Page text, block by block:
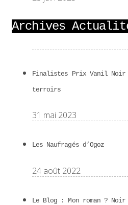
Archives
Finalistes Prix Vanil Noir
terroirs
31 mai 2023
Les Naufragés d’Ogoz
24 août 2022
Le Blog : Mon roman ?